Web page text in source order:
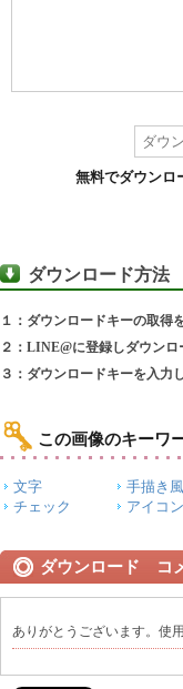
無料でダウンロ
ダウンロード方法
１：ダウンロードキーの取得
２：LINE@に登録しダウン
３：ダウンロードキーを入力
この画像のキーワ
文字 手描き風
チェック
アイコン
ダウンロード コ
ありがとうございます。使